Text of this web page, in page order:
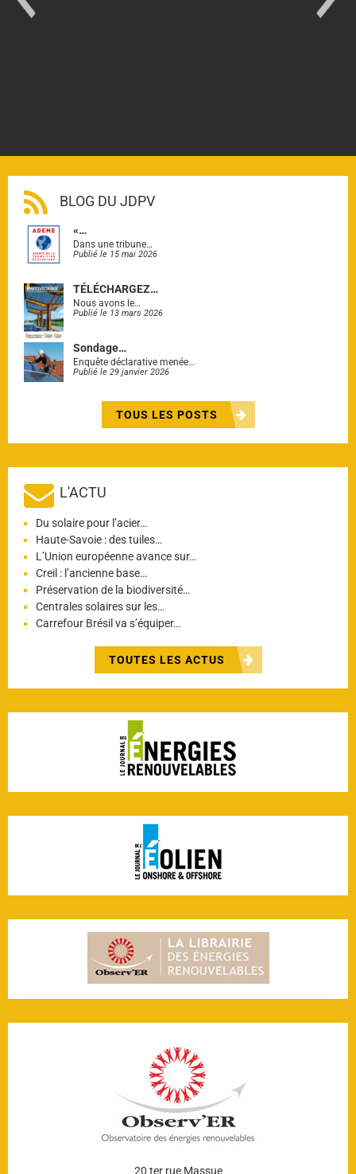
BLOG DU JDPV
«…
Dans une tribune…
Publié le 15 mai 2026
TÉLÉCHARGEZ…
Nous avons le…
Publié le 13 mars 2026
Sondage…
Enquête déclarative menée…
Publié le 29 janvier 2026
TOUS LES POSTS
L'ACTU
Du solaire pour l’acier…
Haute-Savoie : des tuiles…
L’Union européenne avance sur…
Creil : l’ancienne base…
Préservation de la biodiversité…
Centrales solaires sur les…
Carrefour Brésil va s’équiper…
TOUTES LES ACTUS
20 ter rue Massue